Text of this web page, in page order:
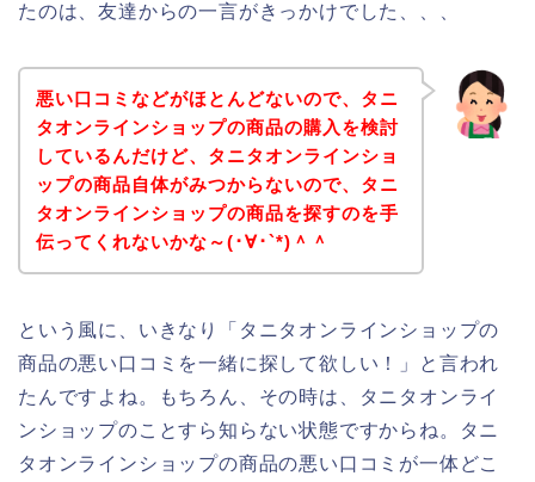
たのは、友達からの一言がきっかけでした、、、
悪い口コミなどがほとんどないので、タニ
タオンラインショップの商品の購入を検討
しているんだけど、タニタオンラインショ
ップの商品自体がみつからないので、タニ
タオンラインショップの商品を探すのを手
伝ってくれないかな～(･∀･`*)＾＾
という風に、いきなり「タニタオンラインショップの
商品の悪い口コミを一緒に探して欲しい！」と言われ
たんですよね。もちろん、その時は、タニタオンライ
ンショップのことすら知らない状態ですからね。タニ
タオンラインショップの商品の悪い口コミが一体どこ